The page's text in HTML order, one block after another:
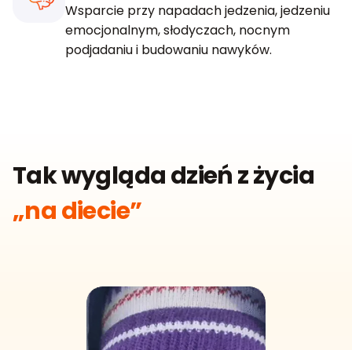
Wsparcie przy napadach jedzenia, jedzeniu
emocjonalnym, słodyczach, nocnym
podjadaniu i budowaniu nawyków.
Tak wygląda dzień z życia
„na diecie”